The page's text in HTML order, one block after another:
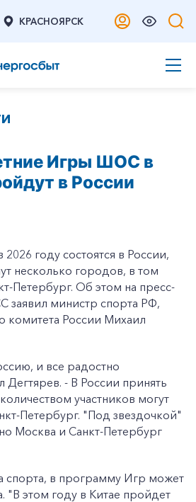
КРАСНОЯРСК
Игры ШОС в
в России
году состоятся в России,
несколько городов, в том
Петербург. Об этом на пресс-
заявил министр спорта РФ,
комитета России Михаил
и все радостно
Дегтярев. - В России принять
участников могут
Петербург. "Под звездочкой"
Москва и Санкт-Петербург
спорта, в программу Игр может
"В этом году в Китае пройдет